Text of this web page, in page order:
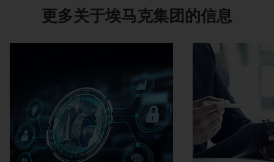
更多关于埃马克集团的信息